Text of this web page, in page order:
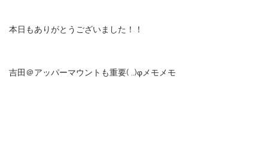
本日もありがとうございました！！
吉田＠アッパーマウントも重要( ..)φメモメモ